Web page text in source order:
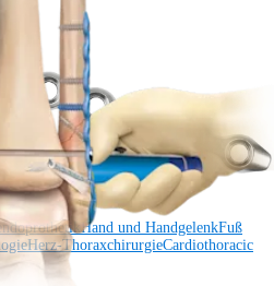
Hand und Handgelenk
Cardiothoracic
Hand und HandgelenkFuß
Herz-ThoraxchirurgieCardiothoracic